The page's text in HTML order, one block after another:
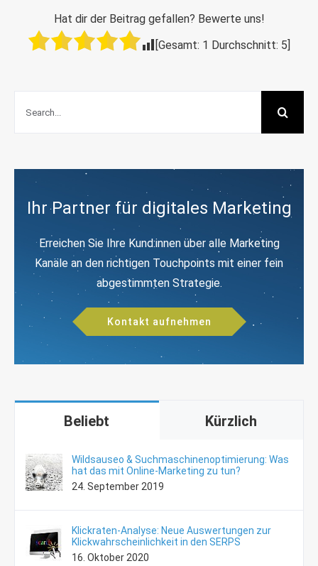
Hat dir der Beitrag gefallen? Bewerte uns!
[Gesamt: 1 Durchschnitt: 5]
nach:
Ihr Partner für digitales Marketing
Erreichen Sie Ihre Kund:innen über alle Marketing
Kanäle an den richtigen Touchpoints mit einer fein
abgestimmten Strategie.
Kontakt aufnehmen
Beliebt Kürzlich
Wildsauseo & Suchmaschinen­optimierung: Was
hat das mit Online-Marketing zu tun?
24. September 2019
Klickraten-Analyse: Neue Auswertungen zur
Klickwahrscheinlichkeit in den SERPS
16. Oktober 2020